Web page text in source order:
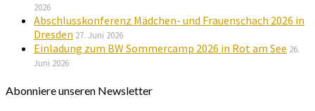
2026
Abschlusskonferenz Mädchen- und Frauenschach 2026 in
Dresden 27. Juni 2026
Einladung zum BW Sommercamp 2026 in Rot am See 26.
Juni 2026
Abonniere unseren Newsletter